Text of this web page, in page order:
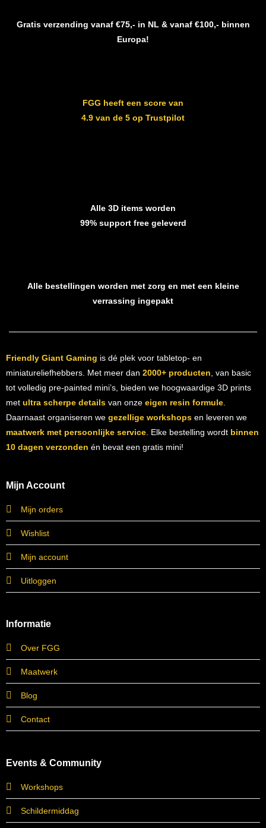
Gratis verzending vanaf €75,- in NL & vanaf €100,- binnen
Europa!
FGG heeft een score van
4.9 van de 5 op Trustpilot
Alle 3D items worden
99% support free geleverd
Alle bestellingen worden met zorg en met een kleine
verrassing ingepakt
Friendly Giant Gaming is dé plek voor tabletop- en
miniatureliefhebbers. Met meer dan 2000+ producten , van basic
tot volledig pre-painted mini’s, bieden we hoogwaardige 3D prints
met ultra scherpe detailsvan onze eigen resin formule.
Daarnaast organiseren we gezellige workshopsen leveren we
maatwerk met persoonlijke service. Elke bestelling wordt binnen
10 dagen verzonden én bevat een gratis mini!
Mijn Account
Mijn orders
Wishlist
Mijn account
Uitloggen
Informatie
Over FGG
Maatwerk
Blog
Contact
Events & Community
Workshops
Schildermiddag